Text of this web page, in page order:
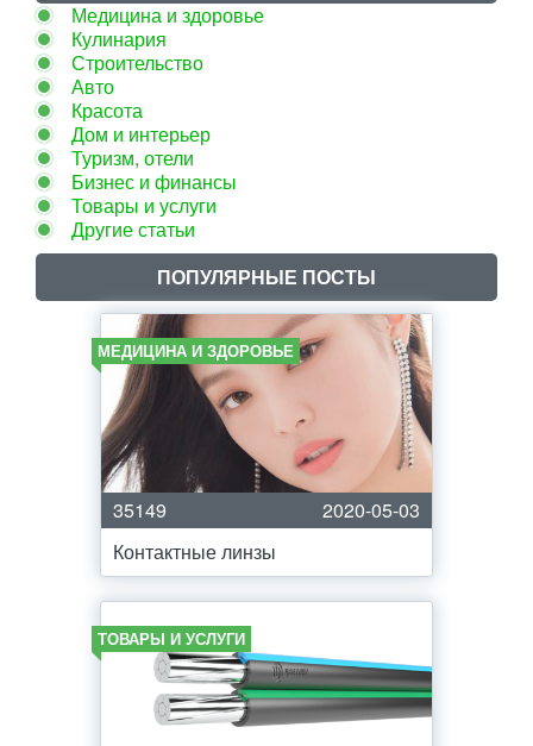
Медицина и здоровье
Кулинария
Строительство
Авто
Красота
Дом и интерьер
Туризм, отели
Бизнес и финансы
Товары и услуги
Другие статьи
ПОПУЛЯРНЫЕ ПОСТЫ
МЕДИЦИНА И ЗДОРОВЬЕ
35149
2020-05-03
Контактные линзы
ТОВАРЫ И УСЛУГИ